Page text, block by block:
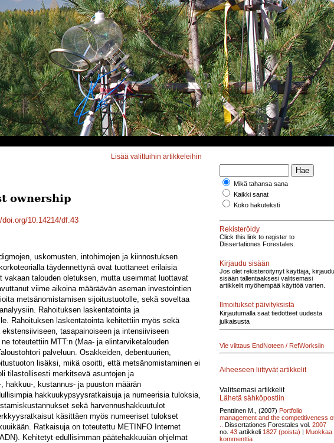
Lisää valittuihin artikkeleihin
ownership
doi.org/10.14214/df.43
uskomusten, intohimojen ja kiinnostuksen
täydennettynä ovat tuottaneet erilaisia
talouden oletuksen, mutta useimmat luottavat
viime aikoina määräävän aseman investointien
metsänomistamisen sijoitustuotolle, sekä soveltaa
Rahoituksen laskentatointa ja
Rahoituksen laskentatointa kehitettiin myös sekä
tasapainoiseen ja intensiiviseen
toteutettiin MTT:n (Maa- ja elintarviketalouden
palveluun. Osakkeiden, debentuurien,
lisäksi, mikä osoitti, että metsänomistaminen ei
tilastollisesti merkitsevä asuntojen ja
hakkuu-, kustannus- ja puuston määrän
hakkuukypsyysratkaisuja ja numeerisia tuloksia,
sekä harvennushakkuutulot
käsittäen myös numeeriset tulokset
Ratkaisuja on toteutettu METINFO Internet
Kehitetyt edullisimman päätehakkuuiän ohjelmat
Mikä tahansa sana
Kaikki sanat
Koko hakuteksti
Rekisteröidy
Click this link to register to
Dissertationes Forestales.
Kirjaudu sisään
Jos olet rekisteröitynyt käyttäjä, kirjaudu
sisään tallentaaksesi valitsemasi
artikkelit myöhempää käyttöä varten.
Ilmoitukset päivityksistä
Kirjautumalla saat tiedotteet uudesta
julkaisusta
Vie viittaus EndNoteen / RefWorksiin
Aiheeseen liittyvät artikkelit
Valitsemasi artikkelit
Lähetä sähköpostiin
Penttinen M., (2007) Portfolio
management and the competitiveness
Dissertationes Forestales vol. 2007
no. 43 artikkeli 1827 (poista) | Muokkaa
kommenttia